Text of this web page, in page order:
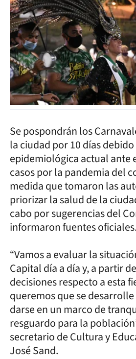
Se pospondrán los
la ciudad por 10 días
epidemiológica actual ante
casos por la pandemia del
medida que tomaron las
priorizar la salud de la
cabo por sugerencias del
informaron fuentes oficiales.
“Vamos a evaluar la
Capital día a día y, a partir
decisiones respecto a esta
queremos que se
darse en un marco de
resguardo para la
secretario de Cultura y
José Sand.